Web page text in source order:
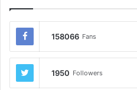
158066 Fans
1950 Followers